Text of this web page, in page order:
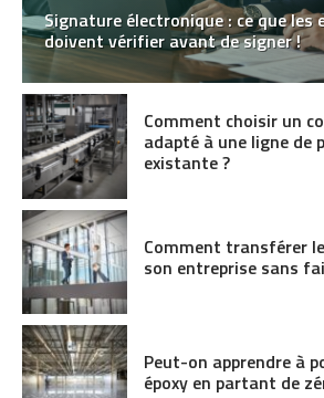
Signature électronique : ce que les
doivent vérifier avant de signer !
Comment choisir un
adapté à une ligne de
existante ?
Comment transférer
son entreprise sans
Peut-on apprendre à
époxy en partant de